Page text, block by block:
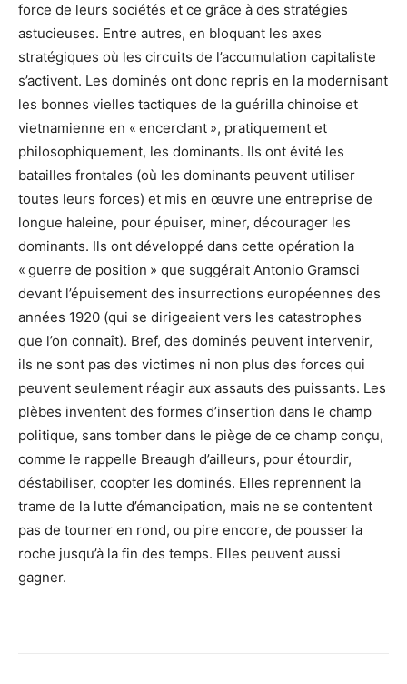
force de leurs sociétés et ce grâce à des stratégies
astucieuses. Entre autres, en bloquant les axes
stratégiques où les circuits de l’accumulation capitaliste
s’activent. Les dominés ont donc repris en la modernisant
les bonnes vielles tactiques de la guérilla chinoise et
vietnamienne en « encerclant », pratiquement et
philosophiquement, les dominants. Ils ont évité les
batailles frontales (où les dominants peuvent utiliser
toutes leurs forces) et mis en œuvre une entreprise de
longue haleine, pour épuiser, miner, décourager les
dominants. Ils ont développé dans cette opération la
« guerre de position » que suggérait Antonio Gramsci
devant l’épuisement des insurrections européennes des
années 1920 (qui se dirigeaient vers les catastrophes
que l’on connaît). Bref, des dominés peuvent intervenir,
ils ne sont pas des victimes ni non plus des forces qui
peuvent seulement réagir aux assauts des puissants. Les
plèbes inventent des formes d’insertion dans le champ
politique, sans tomber dans le piège de ce champ conçu,
comme le rappelle Breaugh d’ailleurs, pour étourdir,
déstabiliser, coopter les dominés. Elles reprennent la
trame de la lutte d’émancipation, mais ne se contentent
pas de tourner en rond, ou pire encore, de pousser la
roche jusqu’à la fin des temps. Elles peuvent aussi
gagner.